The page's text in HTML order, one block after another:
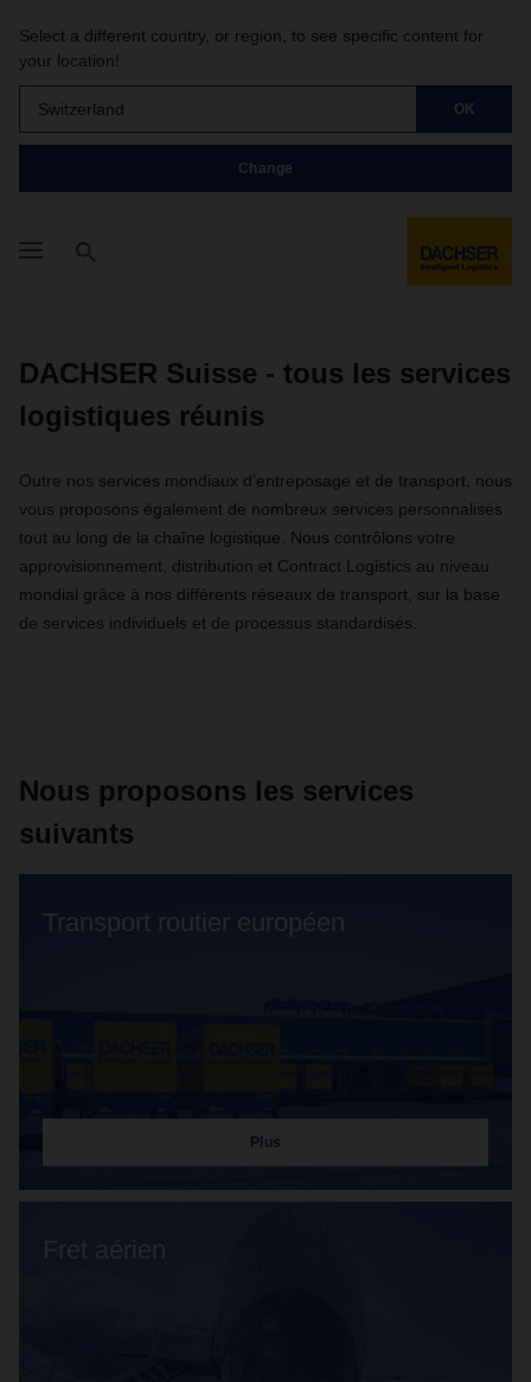
Select a different country, or region, to see specific content for
your location!
Switzerland OK
Change
DACHSER Suisse - tous les services
logistiques réunis
Outre nos services mondiaux d’entreposage et de transport, nous
vous proposons également de nombreux services personnalisés
tout au long de la chaîne logistique. Nous contrôlons votre
approvisionnement, distribution et Contract Logistics au niveau
mondial grâce à nos différents réseaux de transport, sur la base
de services individuels et de processus standardisés.
Nous proposons les services
suivants
Transport routier européen
Plus
Fret aérien